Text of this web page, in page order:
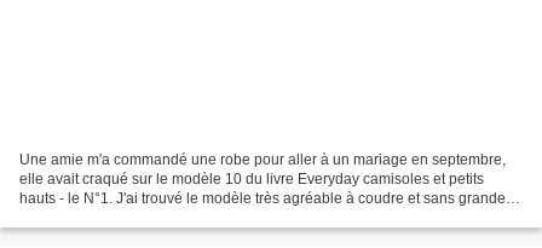
Une amie m'a commandé une robe pour aller à un mariage en septembre,
elle avait craqué sur le modèle 10 du livre Everyday camisoles et petits
hauts - le N°1. J'ai trouvé le modèle très agréable à coudre et sans grandes